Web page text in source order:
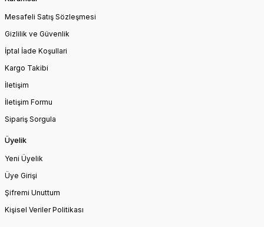
Mesafeli Satış Sözleşmesi
Gizlilik ve Güvenlik
İptal İade Koşullari
Kargo Takibi
İletişim
İletişim Formu
Sipariş Sorgula
Üyelik
Yeni Üyelik
Üye Girişi
Şifremi Unuttum
Kişisel Veriler Politikası